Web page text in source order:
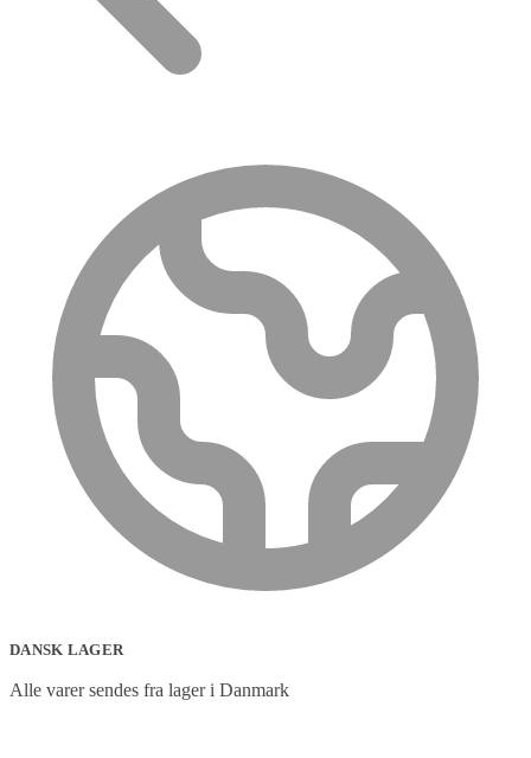
DANSK LAGER
Alle varer sendes fra lager i Danmark